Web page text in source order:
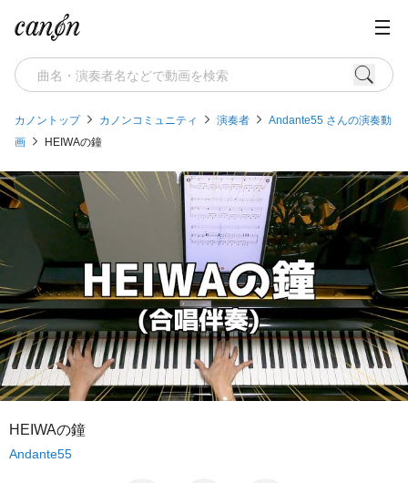
カノントップ カノンコミュニティ 演奏者
Andante55 さんの演奏動
画
HEIWAの鐘
HEIWAの鐘
Andante55